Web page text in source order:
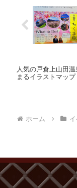
人気の戸倉上山田
まるイラストマップ
ホーム